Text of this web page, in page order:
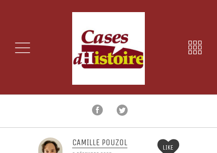
CAMILLE POUZOL LIKE